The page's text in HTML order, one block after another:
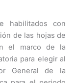
habilitados con
de las hojas de
el marco de la
para elegir al
General de la